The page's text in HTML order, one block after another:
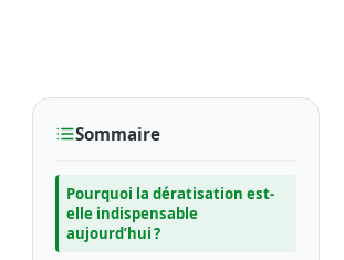
Sommaire
Pourquoi la dératisation est-
elle indispensable
aujourd’hui ?